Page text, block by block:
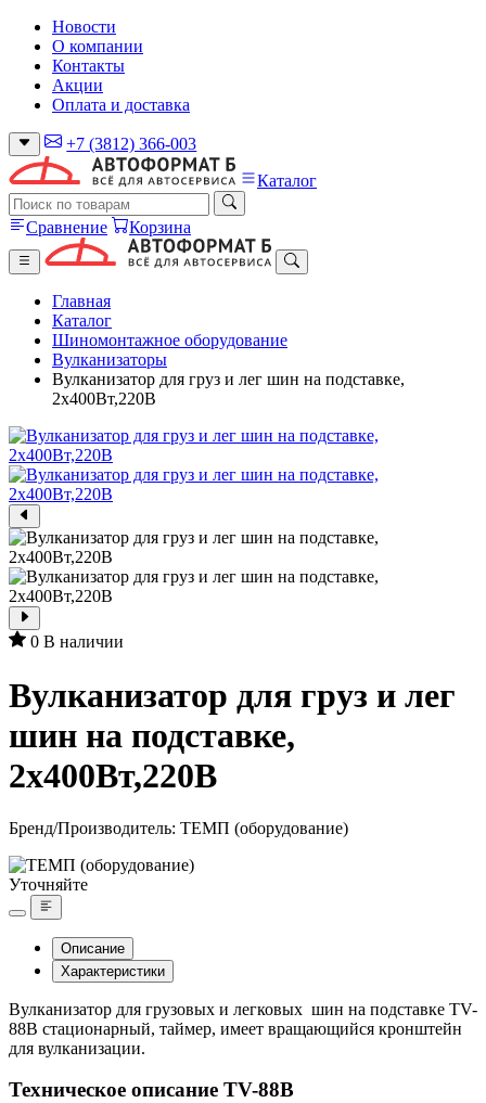
Новости
О компании
Контакты
Акции
Оплата и доставка
+7 (3812) 366-003
Каталог
Сравнение Корзина
Главная
Каталог
Шиномонтажное оборудование
Вулканизаторы
Вулканизатор для груз и лег шин на подставке,
2х400Вт,220В
0 В наличии
Вулканизатор для груз и лег
шин на подставке,
2х400Вт,220В
Бренд/Производитель: ТЕМП (оборудование)
Уточняйте
Описание
Характеристики
Вулканизатор для грузовых и легковых шин на подставке TV-
88B cтационарный, таймер, имеет вращающийся кронштейн
для вулканизации.
Техническое описание TV-88B